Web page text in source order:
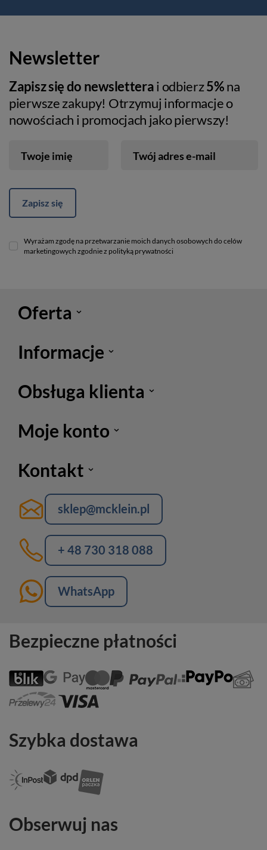
Newsletter
Zapisz się do newsletterai odbierz5%na
pierwsze zakupy! Otrzymuj informacje o
nowościach i promocjach jako pierwszy!
Twoje imię Twój adres e-mail
Zapisz się
Wyrażam zgodę na przetwarzanie moich danych osobowych do celów
marketingowych zgodnie z polityką prywatności
Oferta
Informacje
Obsługa klienta
Moje konto
Kontakt
sklep@mcklein.pl
+ 48 730 318 088
WhatsApp
Bezpieczne płatności
Szybka dostawa
Obserwuj nas